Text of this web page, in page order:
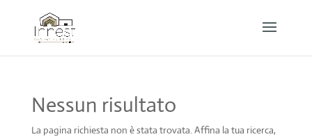
Nessun risultato
La pagina richiesta non è stata trovata. Affina la tua ricerca,